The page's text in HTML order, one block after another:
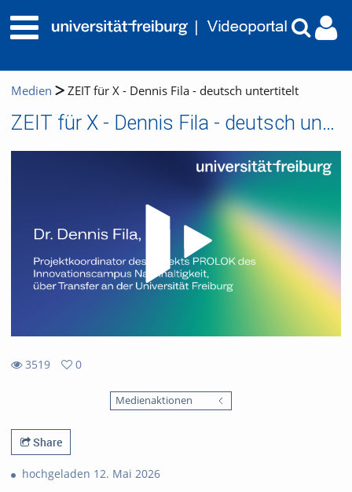
Medien ZEIT für X - Dennis Fila - deutsch untertitelt
ZEIT für X - Dennis Fila - deutsch untertitelt
3519
0
Medienaktionen
Share
hochgeladen 12. Mai 2026